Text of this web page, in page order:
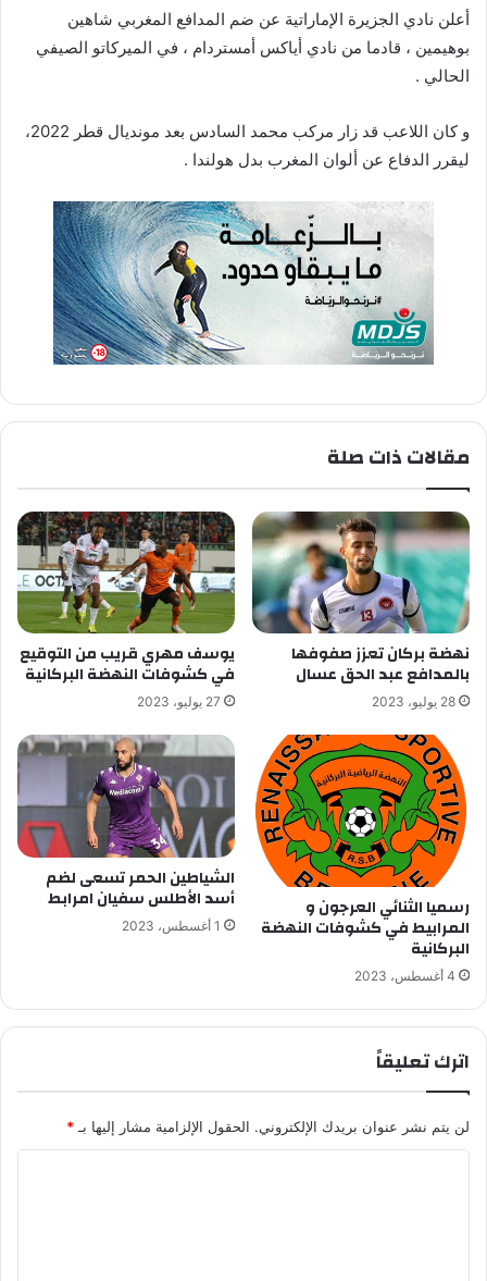
ي
أعلن نادي الجزيرة الإماراتية عن ضم المدافع المغربي شاهين
بوهيمين ، قادما من نادي أياكس أمستردام ، في الميركاتو الصيفي
الحالي .
و كان اللاعب قد زار مركب محمد السادس بعد مونديال قطر 2022،
ليقرر الدفاع عن ألوان المغرب بدل هولندا .
مقالات ذات صلة
نهضة بركان تعزز صفوفها
بالمدافع عبد الحق عسال
28 يوليو، 2023
يوسف مهري قريب من التوقيع
في كشوفات النهضة البركانية
27 يوليو، 2023
رسميا الثنائي العرجون و
المرابيط في كشوفات النهضة
البركانية
4 أغسطس، 2023
الشياطين الحمر تسعى لضم
أسد الأطلس سفيان امرابط
1 أغسطس، 2023
اترك تعليقاً
لن يتم نشر عنوان بريدك الإلكتروني. الحقول الإلزامية مشار إليها بـ *